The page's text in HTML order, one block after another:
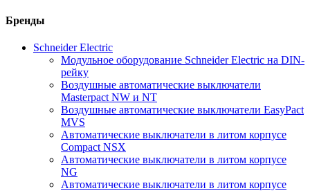
Бренды
Schneider Electric
Модульное оборудование Schneider Electric на DIN-
рейку
Воздушные автоматические выключатели
Masterpact NW и NT
Воздушные автоматические выключатели EasyPact
MVS
Автоматические выключатели в литом корпусе
Compact NSX
Автоматические выключатели в литом корпусе
NG
Автоматические выключатели в литом корпусе